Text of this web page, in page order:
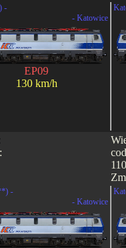
-
- Katowice
EP09
130 km/h
-
- Katowice